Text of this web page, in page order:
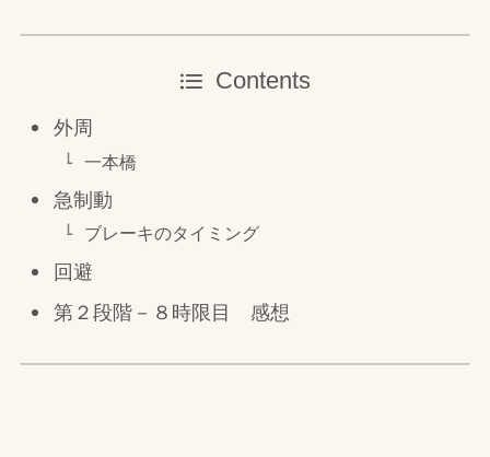
Contents
外周
一本橋
急制動
ブレーキのタイミング
回避
第２段階－８時限目 感想